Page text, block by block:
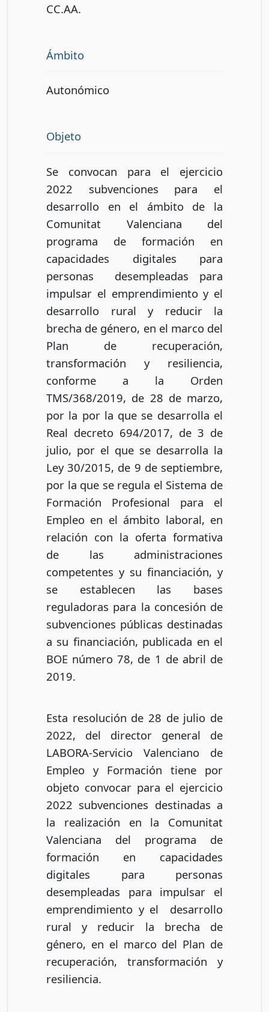
CC.AA.
Ámbito
Autonómico
Objeto
Se convocan para el ejercicio
2022 subvenciones para el
desarrollo en el ámbito de la
Comunitat Valenciana del
programa de formación en
capacidades digitales para
personas desempleadas para
impulsar el emprendimiento y el
desarrollo rural y reducir la
brecha de género, en el marco del
Plan de recuperación,
transformación y resiliencia,
conforme a la Orden
TMS/368/2019, de 28 de marzo,
por la por la que se desarrolla el
Real decreto 694/2017, de 3 de
julio, por el que se desarrolla la
Ley 30/2015, de 9 de septiembre,
por la que se regula el Sistema de
Formación Profesional para el
Empleo en el ámbito laboral, en
relación con la oferta formativa
de las administraciones
competentes y su financiación, y
se establecen las bases
reguladoras para la concesión de
subvenciones públicas destinadas
a su financiación, publicada en el
BOE número 78, de 1 de abril de
2019.
Esta resolución de 28 de julio de
2022, del director general de
LABORA-Servicio Valenciano de
Empleo y Formación tiene por
objeto convocar para el ejercicio
2022 subvenciones destinadas a
la realización en la Comunitat
Valenciana del programa de
formación en capacidades
digitales para personas
desempleadas para impulsar el
emprendimiento y el desarrollo
rural y reducir la brecha de
género, en el marco del Plan de
recuperación, transformación y
resiliencia.